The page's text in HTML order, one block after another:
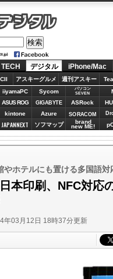
タル
TECH デジタル iPhone/Mac
アスキーグルメ 週刊アスキー
iiyamaPC Sycom
パソコン
SEVEN
ASUS ROG GIGABYTE ASRock
kintone Azure SORACOM
JAPANNEXT ソフマップ brand
new ME!
やホテルにも置ける多国語
本印刷、NFC対応
年03月12日 18時37分更新